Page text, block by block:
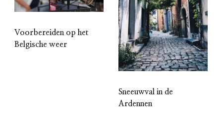
Voorbereiden op het
Belgische weer
Sneeuwval in de
Ardennen